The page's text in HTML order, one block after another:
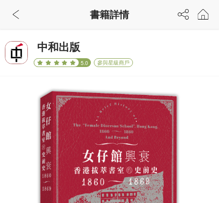
中和出版
5.0 參與星級商戶
書籍詳情